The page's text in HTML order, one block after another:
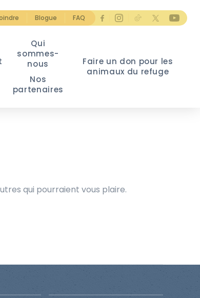
Blogue FAQ
Qui
sommes-
nous
Nos
partenaires
Faire un don pour les
animaux du refuge
qui pourraient vous plaire.